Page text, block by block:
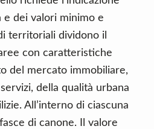
e dei valori minimo e
territoriali dividono il
con caratteristiche
del mercato immobiliare,
della qualità urbana
All’interno di ciascuna
di canone. Il valore